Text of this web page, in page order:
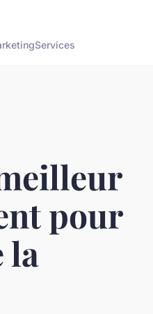
Services
pour
la